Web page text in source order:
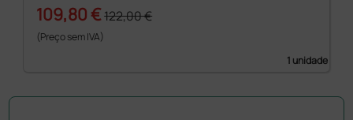
109,80 €122,00 €
(Preço sem IVA)
1 unidade